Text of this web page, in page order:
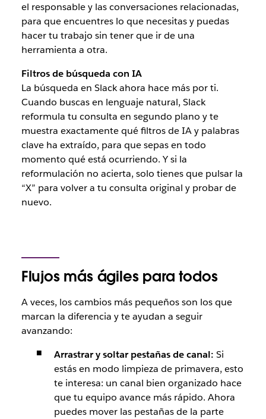
el responsable y las conversaciones relacionadas,
para que encuentres lo que necesitas y puedas
hacer tu trabajo sin tener que ir de una
herramienta a otra.
Filtros de búsqueda con IA
La búsqueda en Slack ahora hace más por ti.
Cuando buscas en lenguaje natural, Slack
reformula tu consulta en segundo plano y te
muestra exactamente qué filtros de IA y palabras
clave ha extraído, para que sepas en todo
momento qué está ocurriendo. Y si la
reformulación no acierta, solo tienes que pulsar la
“X” para volver a tu consulta original y probar de
nuevo.
Flujos más ágiles para todos
A veces, los cambios más pequeños son los que
marcan la diferencia y te ayudan a seguir
avanzando:
Arrastrar y soltar pestañas de canal: Si
estás en modo limpieza de primavera, esto
te interesa: un canal bien organizado hace
que tu equipo avance más rápido. Ahora
puedes mover las pestañas de la parte